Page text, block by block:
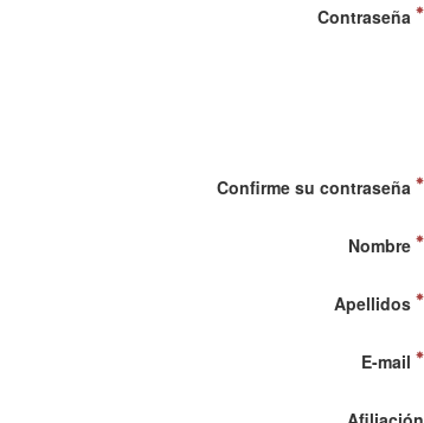
Contraseña
Confirme su contraseña
Nombre
Apellidos
E-mail